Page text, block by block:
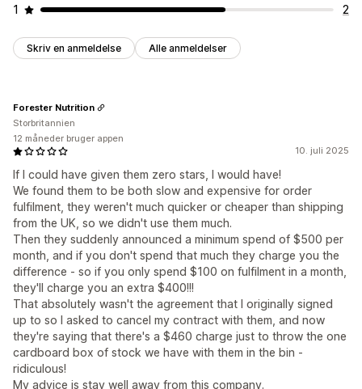
1
2
Skriv en anmeldelse Alle anmeldelser
10. juli 2025
If I could have given them zero stars, I would have!
We found them to be both slow and expensive for order
fulfilment, they weren't much quicker or cheaper than shipping
from the UK, so we didn't use them much.
Then they suddenly announced a minimum spend of $500 per
month, and if you don't spend that much they charge you the
difference - so if you only spend $100 on fulfilment in a month,
they'll charge you an extra $400!!!
That absolutely wasn't the agreement that I originally signed
up to so I asked to cancel my contract with them, and now
they're saying that there's a $460 charge just to throw the one
cardboard box of stock we have with them in the bin -
ridiculous!
My advice is stay well away from this company.
Forester Nutrition
Storbritannien
12 måneder bruger appen